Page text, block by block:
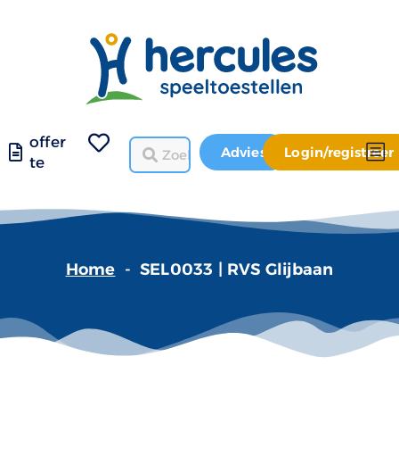
offer
te
Advies Login/registreer
Home - SEL0033 | RVS Glijbaan